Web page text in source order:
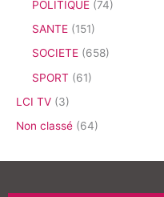
POLITIQUE (74)
SANTE (151)
SOCIETE (658)
SPORT (61)
LCI TV (3)
Non classé (64)